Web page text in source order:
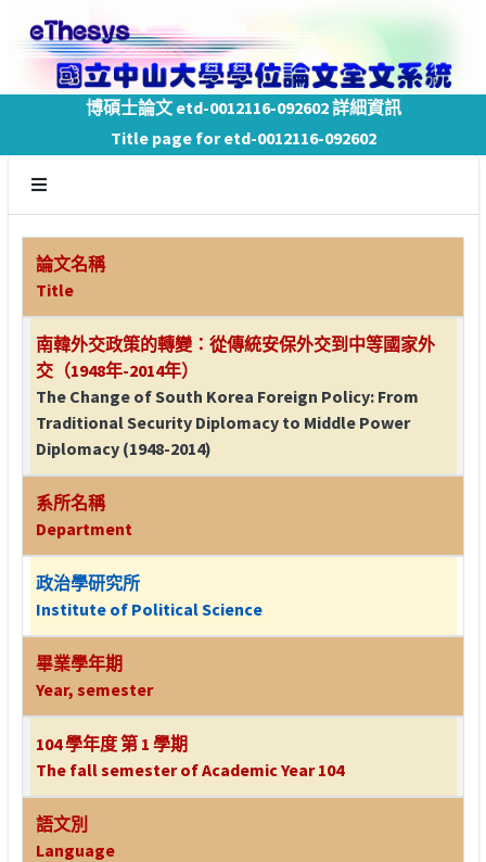
博碩士論文 etd-0012116-092602 詳細資訊
Title page for etd-0012116-092602
論文名稱
Title
南韓外交政策的轉變：從傳統安保外交到中等國家外
交（1948年-2014年）
The Change of South Korea Foreign Policy: From
Traditional Security Diplomacy to Middle Power
Diplomacy (1948-2014)
系所名稱
Department
政治學研究所
Institute of Political Science
畢業學年期
Year, semester
104 學年度 第 1 學期
The fall semester of Academic Year 104
語文別
Language